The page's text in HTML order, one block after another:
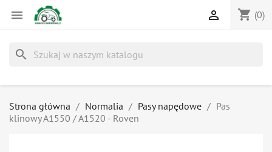
 shopping_cart (0)

search
Strona główna Normalia Pasy napędowe
Pas
klinowy A1550 / A1520 - Roven